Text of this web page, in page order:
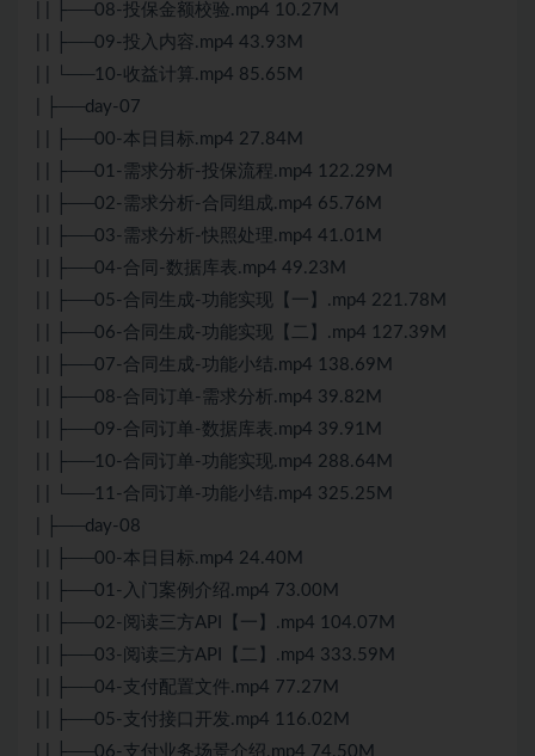
| | ├──08-投保金额校验.mp4 10.27M
| | ├──09-投入内容.mp4 43.93M
| | └──10-收益计算.mp4 85.65M
| ├──day-07
| | ├──00-本日目标.mp4 27.84M
| | ├──01-需求分析-投保流程.mp4 122.29M
| | ├──02-需求分析-合同组成.mp4 65.76M
| | ├──03-需求分析-快照处理.mp4 41.01M
| | ├──04-合同-数据库表.mp4 49.23M
| | ├──05-合同生成-功能实现【一】.mp4 221.78M
| | ├──06-合同生成-功能实现【二】.mp4 127.39M
| | ├──07-合同生成-功能小结.mp4 138.69M
| | ├──08-合同订单-需求分析.mp4 39.82M
| | ├──09-合同订单-数据库表.mp4 39.91M
| | ├──10-合同订单-功能实现.mp4 288.64M
| | └──11-合同订单-功能小结.mp4 325.25M
| ├──day-08
| | ├──00-本日目标.mp4 24.40M
| | ├──01-入门案例介绍.mp4 73.00M
| | ├──02-阅读三方API【一】.mp4 104.07M
| | ├──03-阅读三方API【二】.mp4 333.59M
| | ├──04-支付配置文件.mp4 77.27M
| | ├──05-支付接口开发.mp4 116.02M
| | ├──06-支付业务场景介绍.mp4 74.50M